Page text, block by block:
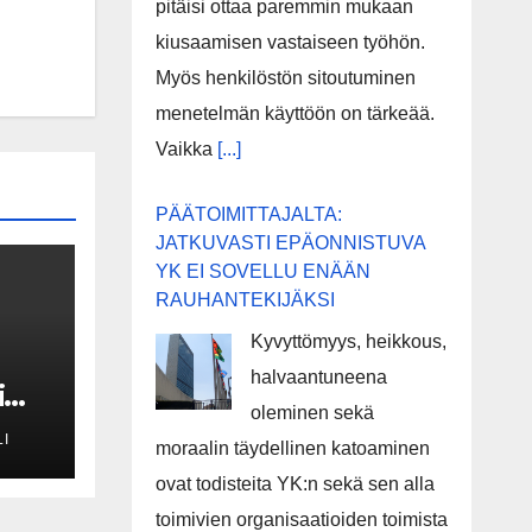
pitäisi ottaa paremmin mukaan
kiusaamisen vastaiseen työhön.
Myös henkilöstön sitoutuminen
menetelmän käyttöön on tärkeää.
Vaikka [...]
PÄÄTOIMITTAJALTA:
JATKUVASTI EPÄONNISTUVA
YK EI SOVELLU ENÄÄN
RAUHANTEKIJÄKSI
Kyvyttömyys, heikkous,
halvaantuneena
oleminen sekä
moraalin täydellinen katoaminen
ovat todisteita YK:n sekä sen alla
toimivien organisaatioiden toimista